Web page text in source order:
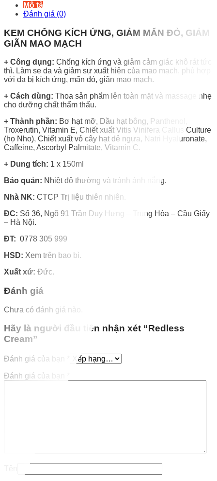
Mô tả
Đánh giá (0)
KEM CHỐNG KÍCH ỨNG, GIẢM MẨN ĐỎ, GIẢM
GIÃN MAO MẠCH
+ Công dụng: Chống kích ứng và giảm cảm giác khô rát tức
thì. Làm se da và giảm sự xuất hiện của mao mạch, phù hợp
với da bị kích ứng, mẩn đỏ, giãn mao mạch.
+ Cách dùng: Thoa sản phẩm lên toàn mặt và massage nhẹ
cho dưỡng chất thẩm thấu.
+ Thành phần: Bơ hạt mỡ, Dầu hạt bông, Panthenol,
Troxerutin, Vitamin E, Chiết xuất Vitis Vinifera Callus Culture
(họ Nho), Chiết xuất vỏ cây hạt dẻ ngựa, Natri Hyaluronate,
Caffeine, Ascorbyl Palmitate, Vitamin C.
+ Dung tích: 1 x 150ml
Bảo quản: Nhiệt độ thường và tránh ánh nắng.
Nhà NK: CTCP Trị liệu thiên nhiên.
ĐC: Số 36, Ngõ 91 Trần Duy Hưng – Trung Hòa – Cầu Giấy
– Hà Nội.
ĐT: 0778 305 999
HSD: Xem trên bao bì.
Xuất xứ: Đức.
Đánh giá
Chưa có đánh giá nào.
Hãy là người đầu tiên nhận xét “Redless
Cream”
Đánh giá của bạn
Đánh giá của bạn
Tên